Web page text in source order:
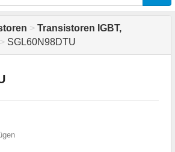
> Transistoren IGBT,
> SGL60N98DTU